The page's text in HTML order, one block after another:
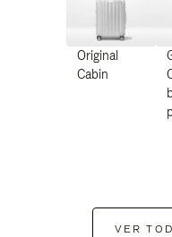
Original
Cabin
VER